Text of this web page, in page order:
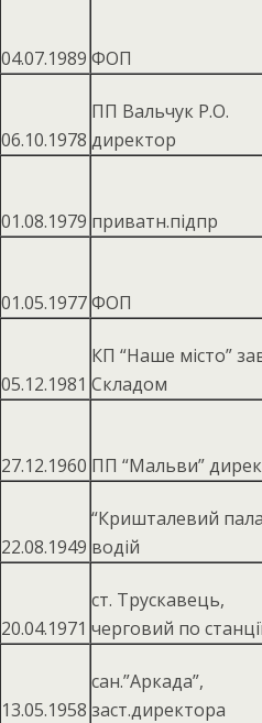
04.07.1989 ФОП
06.10.1978
ПП Вальчук Р.О.
директор
01.08.1979 приватн.підпр
01.05.1977ФОП
05.12.1981
КП “Наше місто”
Складом
27.12.1960 ПП “Мальви”
22.08.1949
“Кришталевий
водій
20.04.1971
ст. Трускавець,
черговий по
13.05.1958
сан.”Аркада”,
заст.директора